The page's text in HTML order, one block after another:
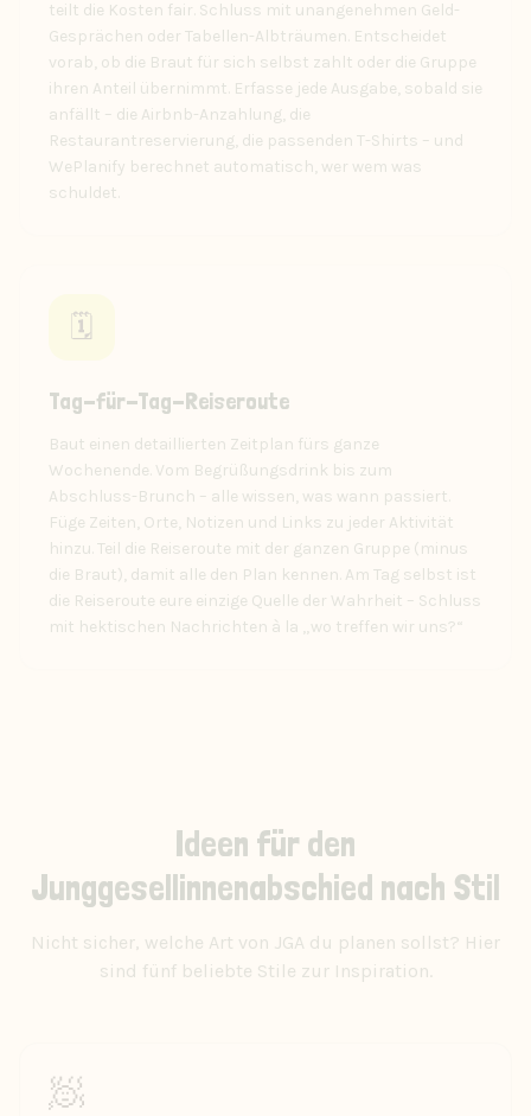
teilt die Kosten fair. Schluss mit unangenehmen Geld-
Gesprächen oder Tabellen-Albträumen. Entscheidet
vorab, ob die Braut für sich selbst zahlt oder die Gruppe
ihren Anteil übernimmt. Erfasse jede Ausgabe, sobald sie
anfällt – die Airbnb-Anzahlung, die
Restaurantreservierung, die passenden T-Shirts – und
WePlanify berechnet automatisch, wer wem was
schuldet.
🗓️
Tag-für-Tag-Reiseroute
Baut einen detaillierten Zeitplan fürs ganze
Wochenende. Vom Begrüßungsdrink bis zum
Abschluss-Brunch – alle wissen, was wann passiert.
Füge Zeiten, Orte, Notizen und Links zu jeder Aktivität
hinzu. Teil die Reiseroute mit der ganzen Gruppe (minus
die Braut), damit alle den Plan kennen. Am Tag selbst ist
die Reiseroute eure einzige Quelle der Wahrheit – Schluss
mit hektischen Nachrichten à la „wo treffen wir uns?“
Ideen für den
Junggesellinnenabschied nach Stil
Nicht sicher, welche Art von JGA du planen sollst? Hier
sind fünf beliebte Stile zur Inspiration.
🧖